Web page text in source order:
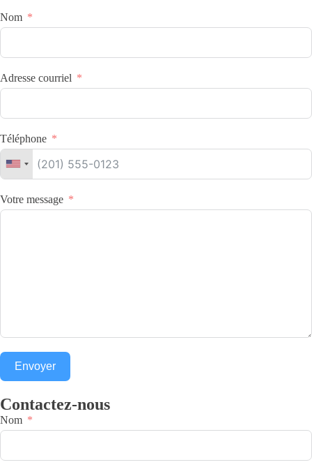
Nom
Adresse courriel
Téléphone
Votre message
Envoyer
Contactez-nous
Nom